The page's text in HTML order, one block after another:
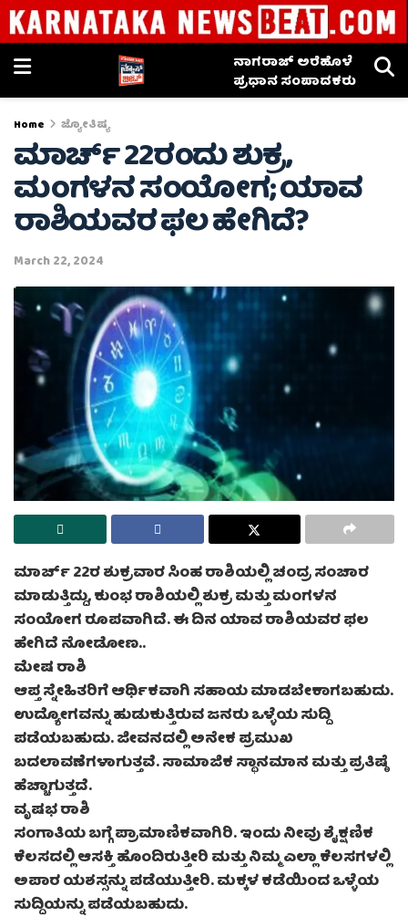
ನಾಗರಾಜ್ ಅರೆಹೊಳೆ
ಪ್ರಧಾನ ಸಂಪಾದಕರು
Home ಜ್ಯೋತಿಷ್ಯ
ಮಾರ್ಚ್ 22ರಂದು ಶುಕ್ರ,
ಮಂಗಳನ ಸಂಯೋಗ; ಯಾವ
ರಾಶಿಯವರ ಫಲ ಹೇಗಿದೆ?
March 22, 2024
ಮಾರ್ಚ್ 22ರ ಶುಕ್ರವಾರ ಸಿಂಹ ರಾಶಿಯಲ್ಲಿ ಚಂದ್ರ ಸಂಚಾರ
ಮಾಡುತ್ತಿದ್ದು, ಕುಂಭ ರಾಶಿಯಲ್ಲಿ ಶುಕ್ರ ಮತ್ತು ಮಂಗಳನ
ಸಂಯೋಗ ರೂಪವಾಗಿದೆ. ಈ ದಿನ ಯಾವ ರಾಶಿಯವರ ಫಲ
ಹೇಗಿದೆ ನೋಡೋಣ..
ಮೇಷ ರಾಶಿ
ಆಪ್ತ ಸ್ನೇಹಿತರಿಗೆ ಆರ್ಥಿಕವಾಗಿ ಸಹಾಯ ಮಾಡಬೇಕಾಗಬಹುದು.
ಉದ್ಯೋಗವನ್ನು ಹುಡುಕುತ್ತಿರುವ ಜನರು ಒಳ್ಳೆಯ ಸುದ್ದಿ
ಪಡೆಯಬಹುದು. ಜೀವನದಲ್ಲಿ ಅನೇಕ ಪ್ರಮುಖ
ಬದಲಾವಣೆಗಳಾಗುತ್ತವೆ. ಸಾಮಾಜಿಕ ಸ್ಥಾನಮಾನ ಮತ್ತು ಪ್ರತಿಷ್ಠೆ
ಹೆಚ್ಚಾಗುತ್ತದೆ.
ವೃಷಭ ರಾಶಿ
ಸಂಗಾತಿಯ ಬಗ್ಗೆ ಪ್ರಾಮಾಣಿಕವಾಗಿರಿ. ಇಂದು ನೀವು ಶೈಕ್ಷಣಿಕ
ಕೆಲಸದಲ್ಲಿ ಆಸಕ್ತಿ ಹೊಂದಿರುತ್ತೀರಿ ಮತ್ತು ನಿಮ್ಮ ಎಲ್ಲಾ ಕೆಲಸಗಳಲ್ಲಿ
ಅಪಾರ ಯಶಸ್ಸನ್ನು ಪಡೆಯುತ್ತೀರಿ. ಮಕ್ಕಳ ಕಡೆಯಿಂದ ಒಳ್ಳೆಯ
ಸುದ್ದಿಯನ್ನು ಪಡೆಯಬಹುದು.